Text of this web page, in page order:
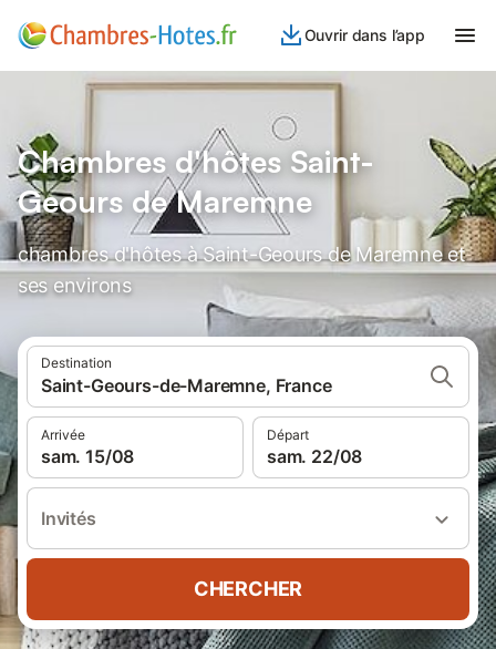
Ouvrir dans l’app
Chambres d'hôtes Saint-
Geours de Maremne
chambres d'hôtes à Saint-Geours de Maremne et
ses environs
Destination
Saint-Geours-de-Maremne, France
Arrivée
sam. 15/08
Départ
sam. 22/08
Invités
CHERCHER